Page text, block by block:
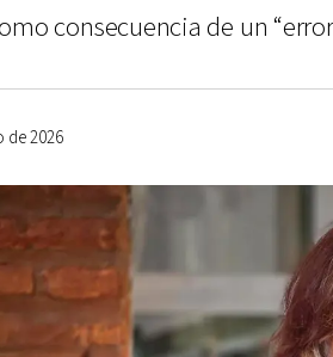
consecuencia de un
de 2026